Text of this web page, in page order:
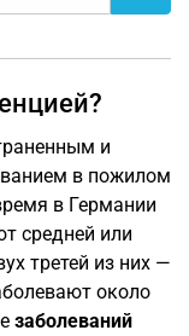
и
в пожилом
в Германии
средней или
третей из них —
около
заболеваний